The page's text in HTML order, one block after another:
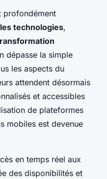
profondément
technologies,
dépasse la simple
les aspects du
attendent désormais
et accessibles
de plateformes
mobiles est devenue
en temps réel aux
des disponibilités et